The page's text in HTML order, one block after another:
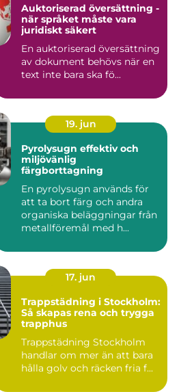
Auktoriserad översättning -
när språket måste vara
juridiskt säkert
En auktoriserad översättning
av dokument behövs när en
text inte bara ska fö...
19. jun
Pyrolysugn effektiv och
miljövänlig
färgborttagning
En pyrolysugn används för
att ta bort färg och andra
organiska beläggningar från
metallföremål med h...
17. jun
Trappstädning i Stockholm:
Så skapas rena och trygga
trapphus
Trappstädning Stockholm
handlar om mer än att bara
hålla golv och räcken fria f...